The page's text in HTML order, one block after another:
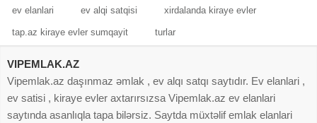
ev elanlari ev alqi satqisi xirdalanda kiraye evler
tap.az kiraye evler sumqayit turlar
VIPEMLAK.AZ
Vipemlak.az daşınmaz əmlak , ev alqı satqı saytıdır. Ev elanlari ,
ev satisi , kiraye evler axtarırsızsa Vipemlak.az ev elanlari
saytında asanlıqla tapa bilərsiz. Saytda müxtəlif emlak elanlari